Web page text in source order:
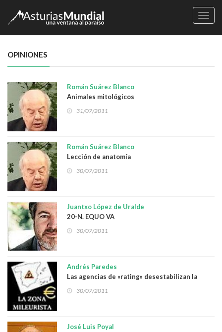
OPINIONES
Román Suárez Blanco
Animales mitológicos
31/07/2011
Román Suárez Blanco
Lección de anatomía
30/07/2011
Juantxo López de Uralde
20-N. EQUO VA
30/07/2011
Andrés Paredes
Las agencias de «rating» desestabilizan la
economía nacional
30/07/2011
José Luis Poyal